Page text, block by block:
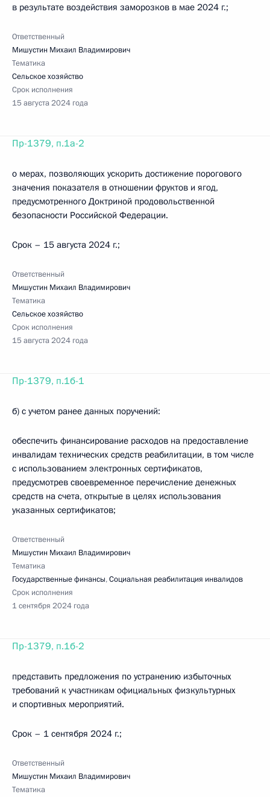
в результате воздействия заморозков в мае 2024 г.;
Ответственный
Мишустин Михаил Владимирович
Тематика
Сельское хозяйство
Срок исполнения
15 августа 2024 года
Пр-1379, п.1а-2
о мерах, позволяющих ускорить достижение порогового
значения показателя в отношении фруктов и ягод,
предусмотренного Доктриной продовольственной
безопасности Российской Федерации.
Срок – 15 августа 2024 г.;
Ответственный
Мишустин Михаил Владимирович
Тематика
Сельское хозяйство
Срок исполнения
15 августа 2024 года
Пр-1379, п.1б-1
б) с учетом ранее данных поручений:
обеспечить финансирование расходов на предоставление
инвалидам технических средств реабилитации, в том числе
с использованием электронных сертификатов,
предусмотрев своевременное перечисление денежных
средств на счета, открытые в целях использования
указанных сертификатов;
Ответственный
Мишустин Михаил Владимирович
Тематика
Государственные финансы,Социальная реабилитация инвалидов
Срок исполнения
1 сентября 2024 года
Пр-1379, п.1б-2
представить предложения по устранению избыточных
требований к участникам официальных физкультурных
и спортивных мероприятий.
Срок – 1 сентября 2024 г.;
Ответственный
Мишустин Михаил Владимирович
Тематика